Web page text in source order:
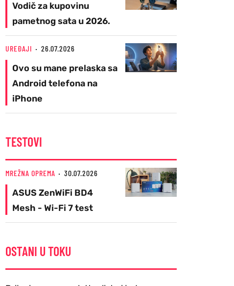
Vodič za kupovinu
pametnog sata u 2026.
UREĐAJI 26.07.2026
Ovo su mane prelaska sa
Android telefona na
iPhone
TESTOVI
MREŽNA OPREMA 30.07.2026
ASUS ZenWiFi BD4
Mesh - Wi-Fi 7 test
OSTANI U TOKU